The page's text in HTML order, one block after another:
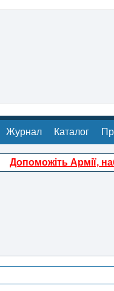
Журнал Каталог
Допоможіть Армії,